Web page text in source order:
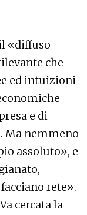
«diffuso
che
ed intuizioni
e di
Ma nemmeno
assoluto», e
rete».
cercata la